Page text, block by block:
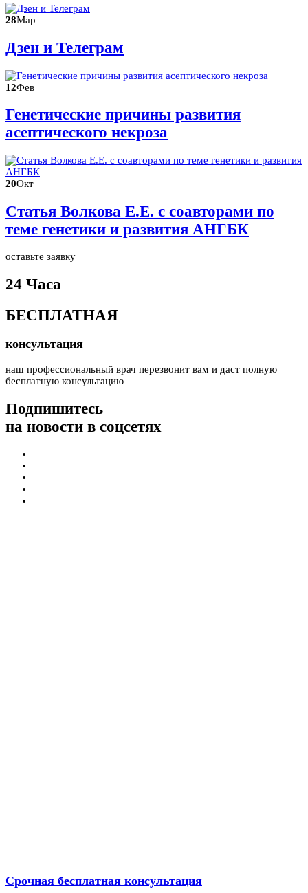
28Мар
Дзен и Телеграм
12Фев
Генетические причины развития
асептического некроза
20Окт
Статья Волкова Е.Е. с соавторами по
теме генетики и развития АНГБК
оставьте заявку
24 Часа
БЕСПЛАТНАЯ
консультация
наш профессиональный врач перезвонит вам и даст полную
бесплатную консультацию
Подпишитесь
на новости в соцсетях
Срочная бесплатная консультация